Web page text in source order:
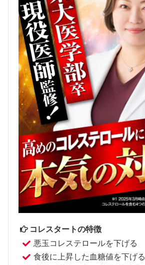
コレスタートの特徴
悪玉コレステロールを下げる
食後に上昇した血糖値を下げる